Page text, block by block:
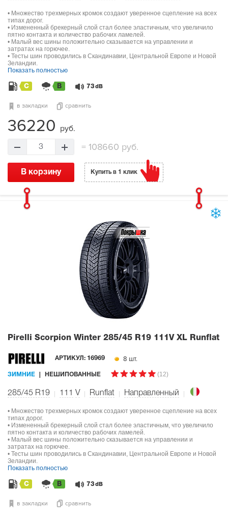
• Множество трехмерных кромок создают уверенное сцепление на всех
типах дорог.
• Измененный брекерный слой стал более эластичным, что увеличило
пятно контакта и количество рабочих ламелей.
• Малый вес шины положительно сказывается на управлении и
затратах на горючее.
• Тесты шин проводились в Скандинавии, Центральной Европе и Новой
Зеландии.
Показать полностью
C B 73 dB
в закладки сравнить
36220 руб.
3 =108660 руб.
В корзину Купить в 1 клик
Pirelli Scorpion Winter 285/45 R19 111V XL Runflat
АРТИКУЛ: 16969 8 шт.
ЗИМНИЕ НЕШИПОВАННЫЕ (12)
285/45 R19 111 V Runflat Направленный
• Множество трехмерных кромок создают уверенное сцепление на всех
типах дорог.
• Измененный брекерный слой стал более эластичным, что увеличило
пятно контакта и количество рабочих ламелей.
• Малый вес шины положительно сказывается на управлении и
затратах на горючее.
• Тесты шин проводились в Скандинавии, Центральной Европе и Новой
Зеландии.
Показать полностью
C B 73 dB
в закладки сравнить